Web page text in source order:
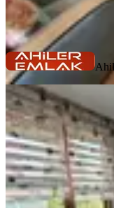
Ahiler Emlak Hasan
Ara
MANZARALI
4+1
4+1·